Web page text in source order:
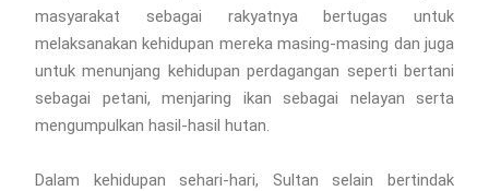
masyarakat sebagai rakyatnya bertugas untuk
melaksanakan kehidupan mereka masing-masing dan juga
untuk menunjang kehidupan perdagangan seperti bertani
sebagai petani, menjaring ikan sebagai nelayan serta
mengumpulkan hasil-hasil hutan.
Dalam kehidupan sehari-hari, Sultan selain bertindak